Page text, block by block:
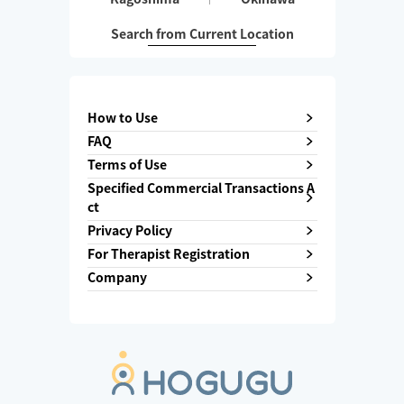
Search from Current Location
How to Use
FAQ
Terms of Use
Specified Commercial Transactions A
ct
Privacy Policy
For Therapist Registration
Company